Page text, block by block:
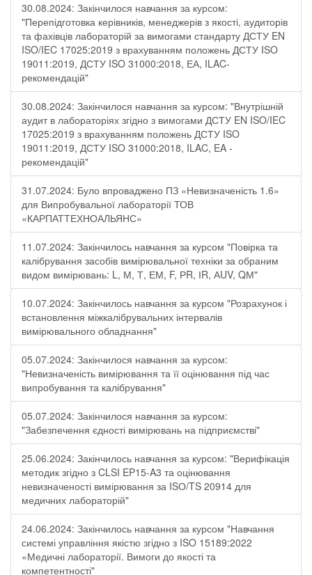
30.08.2024: Закінчилося навчання за курсом:
"Перепідготовка керівників, менеджерів з якості, аудиторів
та фахівців лабораторій за вимогами стандарту ДСТУ EN
ISO/IEC 17025:2019 з врахуванням положень ДСТУ ISO
19011:2019, ДСТУ ISO 31000:2018, ЕА, ILAC-
рекомендацій"
30.08.2024: Закінчилося навчання за курсом: "Внутрішній
аудит в лабораторіях згідно з вимогами ДСТУ EN ISO/IEC
17025:2019 з врахуванням положень ДСТУ ISO
19011:2019, ДСТУ ISO 31000:2018, ILAC, EA -
рекомендацій"
31.07.2024: Було впроваджено ПЗ «Невизначеність 1.6»
для Випробувальної лабораторії ТОВ
«КАРПАТТЕХНОАЛЬЯНС»
11.07.2024: Закінчилось навчання за курсом "Повірка та
калібрування засобів вимірювальної техніки за обраним
видом вимірювань: L, М, Т, ЕМ, F, РR, ІR, АUV, QМ"
10.07.2024: Закінчилось навчання за курсом "Розрахунок і
встановлення міжкалібрувальних інтервалів
вимірювального обладнання"
05.07.2024: Закінчилося навчання за курсом:
"Невизначеність вимірювання та її оцінювання під час
випробування та калібрування"
05.07.2024: Закінчилося навчання за курсом:
"Забезпечення єдності вимірювань на підприємстві"
25.06.2024: Закінчилось навчання за курсом: "Верифікація
методик згідно з CLSI EP15-A3 та оцінювання
невизначеності вимірювання за ISО/TS 20914 для
медичних лабораторій"
24.06.2024: Закінчилось навчання за курсом "Навчання
системі управління якістю згідно з ISO 15189:2022
«Медичні лабораторії. Вимоги до якості та
компетентності"